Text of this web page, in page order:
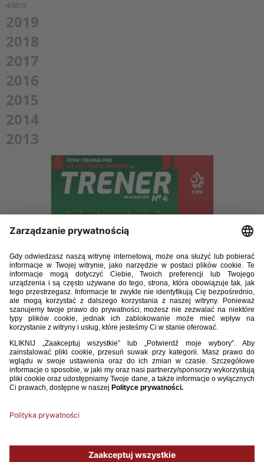
4/2019
2019
2018
2017
2016
2015
2014
2013
TRENER_4_2020.pdf